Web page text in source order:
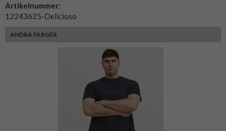
Artikelnummer:
12243625-Delicioso
ANDRA FÄRGER